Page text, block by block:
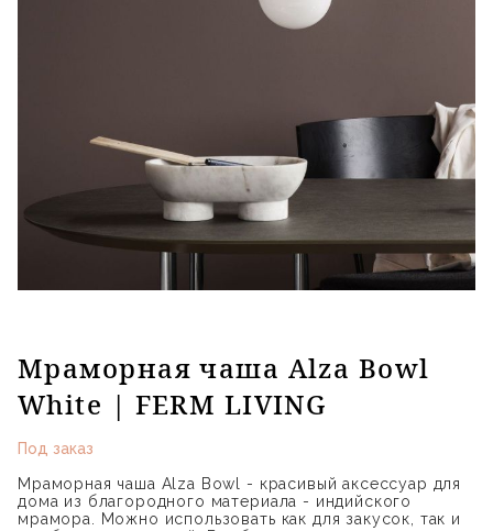
Мраморная чаша Alza Bowl
White | FERM LIVING
Под заказ
Мраморная чаша Alza Bowl - красивый аксессуар для
дома из благородного материала - индийского
мрамора. Можно использовать как для закусок, так и